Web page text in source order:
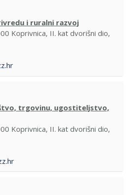
i ruralni razvoj
Koprivnica, II. kat dvorišni dio,
trgovinu, ugostiteljstvo,
Koprivnica, II. kat dvorišni dio,